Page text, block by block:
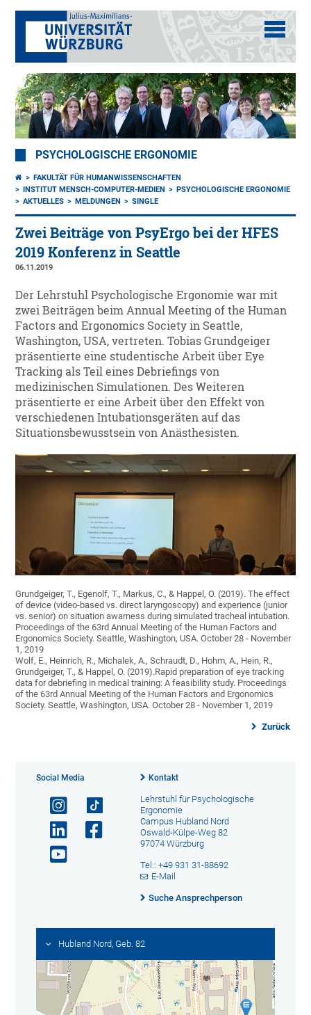
PSYCHOLOGISCHE ERGONOMIE
FAKULTÄT FÜR HUMANWISSENSCHAFTEN
INSTITUT MENSCH-COMPUTER-MEDIEN
PSYCHOLOGISCHE ERGONOMIE
AKTUELLES
MELDUNGEN SINGLE
Zwei Beiträge von PsyErgo bei der HFES
2019 Konferenz in Seattle
06.11.2019
Der Lehrstuhl Psychologische Ergonomie war mit
zwei Beiträgen beim Annual Meeting of the Human
Factors and Ergonomics Society in Seattle,
Washington, USA, vertreten. Tobias Grundgeiger
präsentierte eine studentische Arbeit über Eye
Tracking als Teil eines Debriefings von
medizinischen Simulationen. Des Weiteren
präsentierte er eine Arbeit über den Effekt von
verschiedenen Intubationsgeräten auf das
Situationsbewusstsein von Anästhesisten.
Grundgeiger, T., Egenolf, T., Markus, C., & Happel, O. (2019). The effect
of device (video-based vs. direct laryngoscopy) and experience (junior
vs. senior) on situation awarness during simulated tracheal intubation.
Proceedings of the 63rd Annual Meeting of the Human Factors and
Ergonomics Society. Seattle, Washington, USA. October 28 - November
1, 2019
Wolf, E., Heinrich, R., Michalek, A., Schraudt, D., Hohm, A., Hein, R.,
Grundgeiger, T., & Happel, O. (2019).Rapid preparation of eye tracking
data for debriefing in medical training: A feasibility study. Proceedings
of the 63rd Annual Meeting of the Human Factors and Ergonomics
Society. Seattle, Washington, USA. October 28 - November 1, 2019
Zurück
Social Media Kontakt
Lehrstuhl für Psychologische
Ergonomie
Campus Hubland Nord
Oswald-Külpe-Weg 82
97074 Würzburg
Tel.: +49 931 31-88692
E-Mail
Suche Ansprechperson
Hubland Nord, Geb. 82